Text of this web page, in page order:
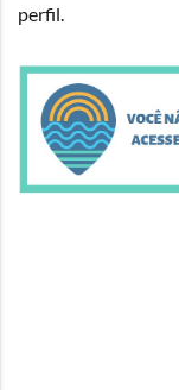
perfil.